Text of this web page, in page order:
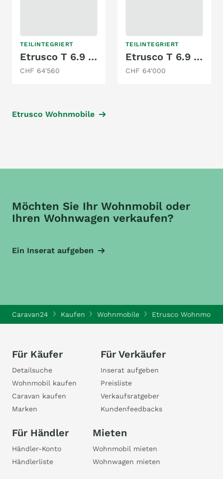
TEILINTEGRIERT
Etrusco T 6.9 SBC
CHF 64'560
TEILINTEGRIERT
Etrusco T 6.9 SF
CHF 64'000
Etrusco Wohnmobile
Möchten Sie Ihr Wohnmobil oder
Ihren Wohnwagen verkaufen?
Ein Inserat aufgeben
Caravan24 Kaufen Wohnmobile Etrusco Wohnmobile
Für Käufer
Detailsuche
Wohnmobil kaufen
Caravan kaufen
Marken
Für Verkäufer
Inserat aufgeben
Preisliste
Verkaufsratgeber
Kundenfeedbacks
Für Händler
Händler-Konto
Händlerliste
Mieten
Wohnmobil mieten
Wohnwagen mieten